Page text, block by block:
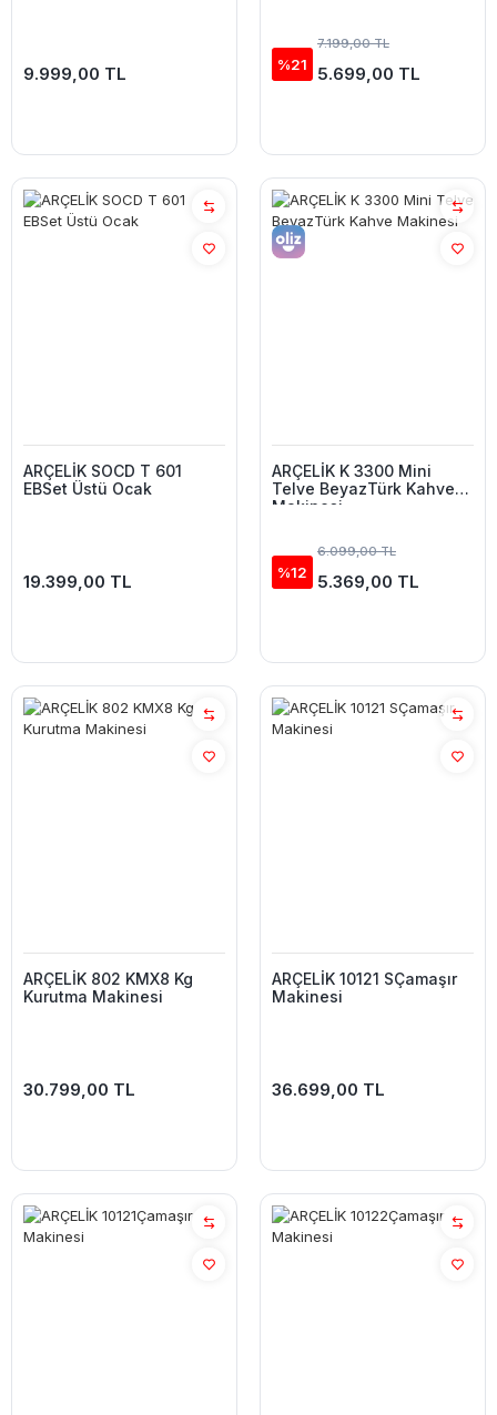
9.999,00 TL %21
7.199,00 TL
5.699,00 TL
ARÇELİK SOCD T 601
EBSet Üstü Ocak
19.399,00 TL
ARÇELİK K 3300 Mini
Telve BeyazTürk Kahve
Makinesi
%12
6.099,00 TL
5.369,00 TL
ARÇELİK 802 KMX8 Kg
Kurutma Makinesi
30.799,00 TL
ARÇELİK 10121 SÇamaşır
Makinesi
36.699,00 TL